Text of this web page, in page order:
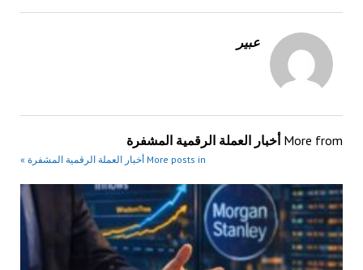
عبير
More from أخبار العملة الرقمية المشفرة
More posts in أخبار العملة الرقمية المشفرة »